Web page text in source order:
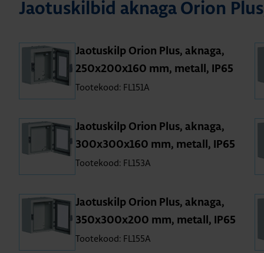
Jao­tus­kil­bid aknaga Orion
Jao­tus­kilp Orion Plus, aknaga,
250x200x160 mm, metall, IP65
Tootekood: FL151A
Jao­tus­kilp Orion Plus, aknaga,
300x300x160 mm, metall, IP65
Tootekood: FL153A
Jao­tus­kilp Orion Plus, aknaga,
350x300x200 mm, metall, IP65
Tootekood: FL155A